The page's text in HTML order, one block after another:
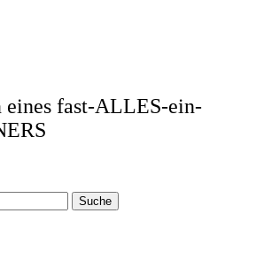
eines fast-ALLES-ein-